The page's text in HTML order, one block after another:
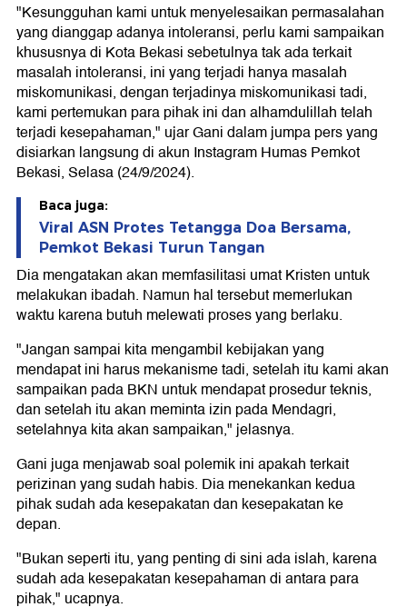
"Kesungguhan kami untuk menyelesaikan permasalahan
yang dianggap adanya intoleransi, perlu kami sampaikan
khususnya di Kota Bekasi sebetulnya tak ada terkait
masalah intoleransi, ini yang terjadi hanya masalah
miskomunikasi, dengan terjadinya miskomunikasi tadi,
kami pertemukan para pihak ini dan alhamdulillah telah
terjadi kesepahaman," ujar Gani dalam jumpa pers yang
disiarkan langsung di akun Instagram Humas Pemkot
Bekasi, Selasa (24/9/2024).
Baca juga:
Viral ASN Protes Tetangga Doa Bersama,
Pemkot Bekasi Turun Tangan
Dia mengatakan akan memfasilitasi umat Kristen untuk
melakukan ibadah. Namun hal tersebut memerlukan
waktu karena butuh melewati proses yang berlaku.
"Jangan sampai kita mengambil kebijakan yang
mendapat ini harus mekanisme tadi, setelah itu kami akan
sampaikan pada BKN untuk mendapat prosedur teknis,
dan setelah itu akan meminta izin pada Mendagri,
setelahnya kita akan sampaikan," jelasnya.
Gani juga menjawab soal polemik ini apakah terkait
perizinan yang sudah habis. Dia menekankan kedua
pihak sudah ada kesepakatan dan kesepakatan ke
depan.
"Bukan seperti itu, yang penting di sini ada islah, karena
sudah ada kesepakatan kesepahaman di antara para
pihak," ucapnya.